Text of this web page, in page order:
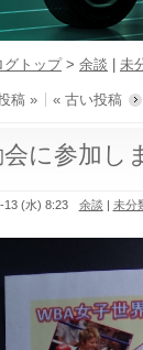
グトップ> 余談 未
稿 » « 古い投稿
に参加し
13 (水) 8:23 余談 | 未分